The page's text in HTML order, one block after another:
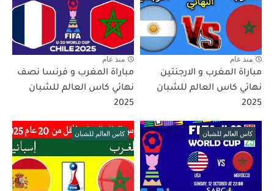
منذ عام
مباراة المغرب و الارجنتين
نهائي كاس العالم للشبان
2025
منذ عام
مباراة المغرب و فرنسا نصف
نهائي كاس العالم للشبان
2025
كاس العالم للشبان كاس العالم للشبان